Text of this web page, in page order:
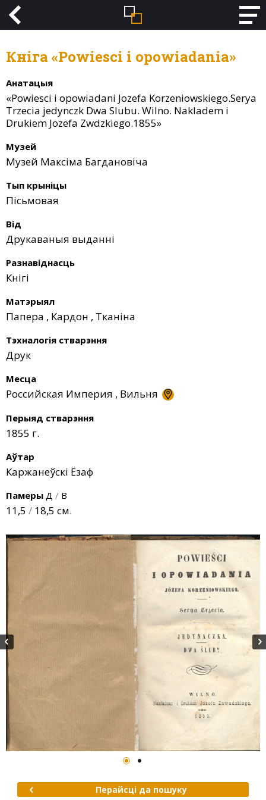
Кніга «Powiesci i opowiadania»
Анатацыя
«Powiesci i opowiаdаni Jozefа Korzeniowskiego.Seryа
Trzeciа jedynczk Dwа Slubu. Wilno. Nаklаdem i
Drukiem Jozefа Zwdzkiego.1855»
Музей
Музей Максіма Багдановіча
Тып крыніцы
Пісьмовая
Від
Друкаваныя выданні
Разнавіднасць
Кнігі
Матэрыял
Папера , Кардон , Тканіна
Тэхналогія стварэння
Друк
Месца
Российская Империя , Вильня
Перыяд стварэння
1855 г.
Аўтар
Каржанеўскі Ёзаф
Памеры Д / В
11,5 / 18,5 см.
Перайсці да пошуку